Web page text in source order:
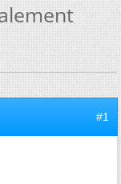
#1